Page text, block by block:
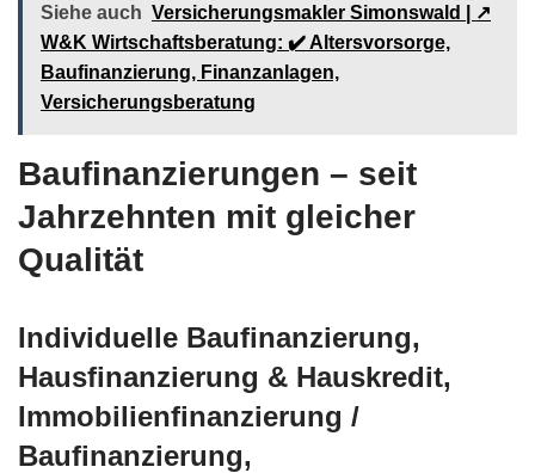
Siehe auch Versicherungsmakler Simonswald | ↗️
W&K Wirtschaftsberatung: ✔️ Altersvorsorge,
Baufinanzierung, Finanzanlagen,
Versicherungsberatung
Baufinanzierungen – seit
Jahrzehnten mit gleicher
Qualität
Individuelle Baufinanzierung,
Hausfinanzierung & Hauskredit,
Immobilienfinanzierung /
Baufinanzierung,